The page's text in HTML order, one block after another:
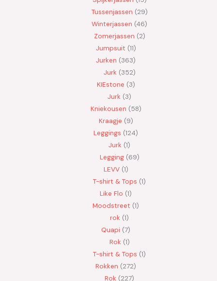
Tussenjassen 29
Winterjassen 46
Zomerjassen 2
Jumpsuit 11
Jurken 363
Jurk 352
KIEstone 3
Jurk 3
Kniekousen 58
Kraagje 9
Leggings 124
Jurk 1
Legging 69
LEVV 1
T-shirt & Tops 1
Like Flo 1
Moodstreet 1
rok 1
Quapi 7
Rok 1
T-shirt & Tops 1
Rokken 272
Rok 227